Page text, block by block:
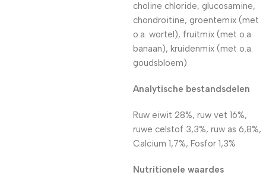
choline chloride, glucosamine,
chondroitine, groentemix (met
o.a. wortel), fruitmix (met o.a.
banaan), kruidenmix (met o.a.
goudsbloem)
Analytische bestandsdelen
Ruw eiwit 28%, ruw vet 16%,
ruwe celstof 3,3%, ruw as 6,8%,
Calcium 1,7%, Fosfor 1,3%
Nutritionele waardes